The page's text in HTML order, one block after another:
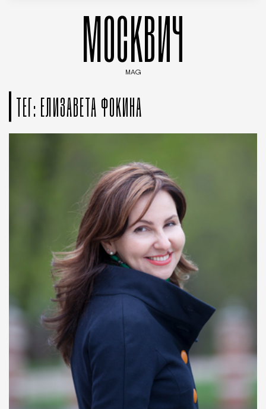
МОСКВИЧ
MAG
ТЕГ: ЕЛИЗАВЕТА ФОКИНА